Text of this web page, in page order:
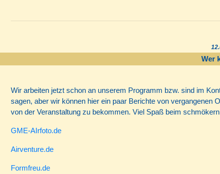
Wer
Wir arbeiten jetzt schon an unserem Programm bzw. sind im
sagen, aber wir können hier ein paar Berichte von vergangenen
von der Veranstaltung zu bekommen. Viel Spaß beim
GME-AIrfoto.de
Airventure.de
Formfreu.de